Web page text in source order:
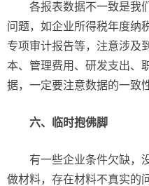
各报表数据不一致是我
问题，如企业所得税年度纳
专项审计报告等，注意涉及
本、管理费用、研发支出、
据，一定要注意数据的一致性
六、临时抱佛脚
有一些企业条件欠缺，
做材料，存在材料不真实的